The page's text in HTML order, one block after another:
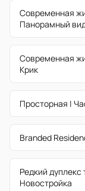
Современная
Панорамный
Современная
Крик
Просторная |
Branded
Редкий дуплекс
Новостройка